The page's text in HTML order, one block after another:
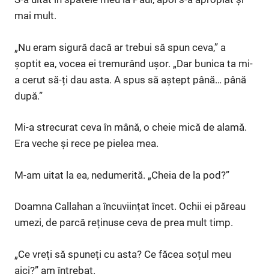
mai mult.
„Nu eram sigură dacă ar trebui să spun ceva,” a
șoptit ea, vocea ei tremurând ușor. „Dar bunica ta mi-
a cerut să-ți dau asta. A spus să aștept până… până
după.”
Mi-a strecurat ceva în mână, o cheie mică de alamă.
Era veche și rece pe pielea mea.
M-am uitat la ea, nedumerită. „Cheia de la pod?”
Doamna Callahan a încuviințat încet. Ochii ei păreau
umezi, de parcă reținuse ceva de prea mult timp.
„Ce vreți să spuneți cu asta? Ce făcea soțul meu
aici?” am întrebat.